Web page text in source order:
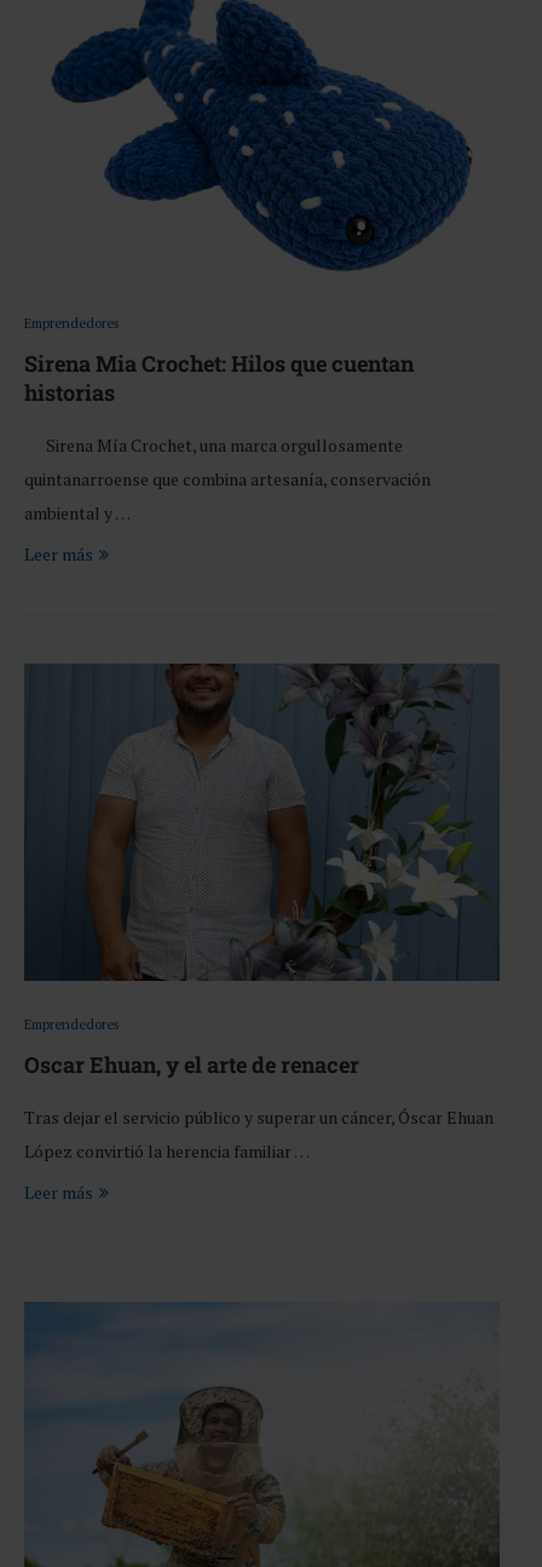
Emprendedores
Sirena Mia Crochet: Hilos que cuentan
historias
Sirena Mía Crochet, una marca orgullosamente
quintanarroense que combina artesanía, conservación
ambiental y …
Leer más
Emprendedores
Oscar Ehuan, y el arte de renacer
Tras dejar el servicio público y superar un cáncer, Óscar Ehuan
López convirtió la herencia familiar …
Leer más